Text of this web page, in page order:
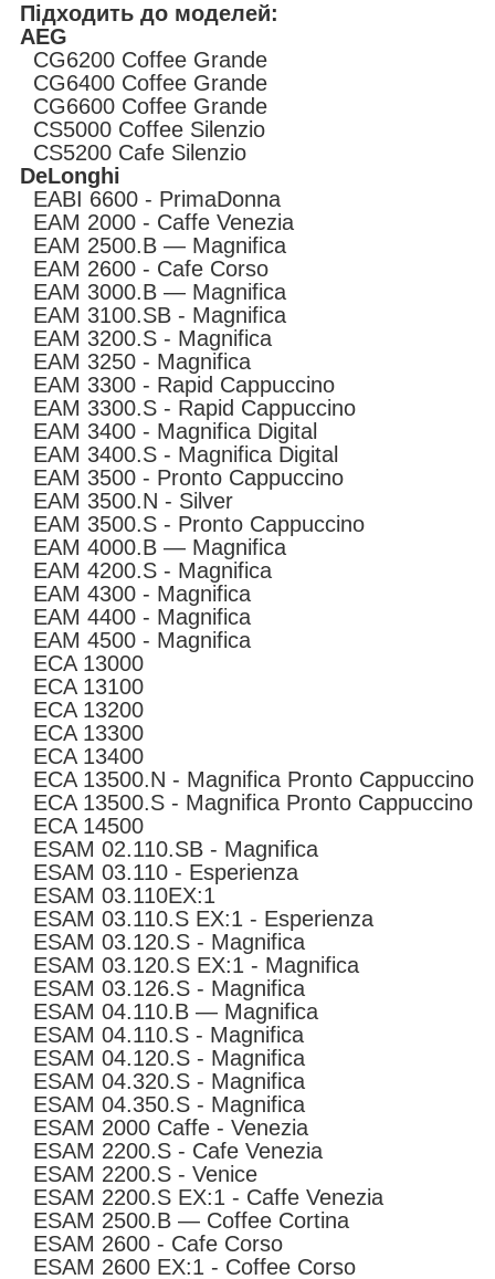
Підходить до моделей:
AEG
CG6200 Coffee Grande
CG6400 Coffee Grande
CG6600 Coffee Grande
CS5000 Coffee Silenzio
CS5200 Cafe Silenzio
DeLonghi
EABI 6600 - PrimaDonna
EAM 2000 - Caffe Venezia
EAM 2500.B — Magnifica
EAM 2600 - Cafe Corso
EAM 3000.B — Magnifica
EAM 3100.SB - Magnifica
EAM 3200.S - Magnifica
EAM 3250 - Magnifica
EAM 3300 - Rapid Cappuccino
EAM 3300.S - Rapid Cappuccino
EAM 3400 - Magnifica Digital
EAM 3400.S - Magnifica Digital
EAM 3500 - Pronto Cappuccino
EAM 3500.N - Silver
EAM 3500.S - Pronto Cappuccino
EAM 4000.B — Magnifica
EAM 4200.S - Magnifica
EAM 4300 - Magnifica
EAM 4400 - Magnifica
EAM 4500 - Magnifica
ECA 13000
ECA 13100
ECA 13200
ECA 13300
ECA 13400
ECA 13500.N - Magnifica Pronto Cappuccino
ECA 13500.S - Magnifica Pronto Cappuccino
ECA 14500
ESAM 02.110.SB - Magnifica
ESAM 03.110 - Esperienza
ESAM 03.110EX:1
ESAM 03.110.S EX:1 - Esperienza
ESAM 03.120.S - Magnifica
ESAM 03.120.S EX:1 - Magnifica
ESAM 03.126.S - Magnifica
ESAM 04.110.B — Magnifica
ESAM 04.110.S - Magnifica
ESAM 04.120.S - Magnifica
ESAM 04.320.S - Magnifica
ESAM 04.350.S - Magnifica
ESAM 2000 Caffe - Venezia
ESAM 2200.S - Cafe Venezia
ESAM 2200.S - Venice
ESAM 2200.S EX:1 - Caffe Venezia
ESAM 2500.B — Coffee Cortina
ESAM 2600 - Cafe Corso
ESAM 2600 EX:1 - Coffee Corso